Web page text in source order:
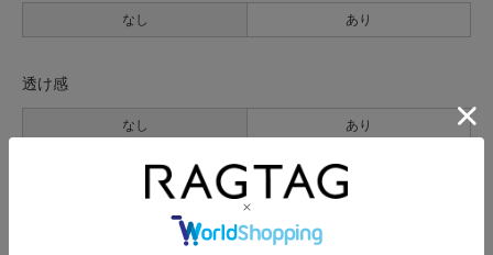
なし あり
透け感
なし あり